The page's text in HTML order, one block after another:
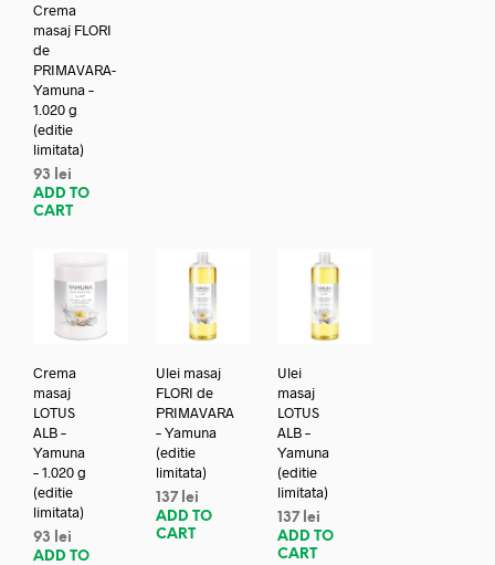
Crema
masaj FLORI
de
PRIMAVARA-
Yamuna –
1.020 g
(editie
limitata)
93
lei
ADD TO
CART
Crema
masaj
LOTUS
ALB –
Yamuna
– 1.020 g
(editie
limitata)
93
lei
ADD TO
Ulei masaj
FLORI de
PRIMAVARA
– Yamuna
(editie
limitata)
137 lei
ADD TO
CART
Ulei
masaj
LOTUS
ALB –
Yamuna
(editie
limitata)
137 lei
ADD TO
CART